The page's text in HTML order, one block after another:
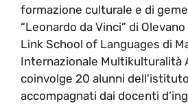
formazione culturale e di
“Leonardo da Vinci” di
Link School of Languages di
Internazionale Multikulturalità
coinvolge 20 alunni
accompagnati dai docenti